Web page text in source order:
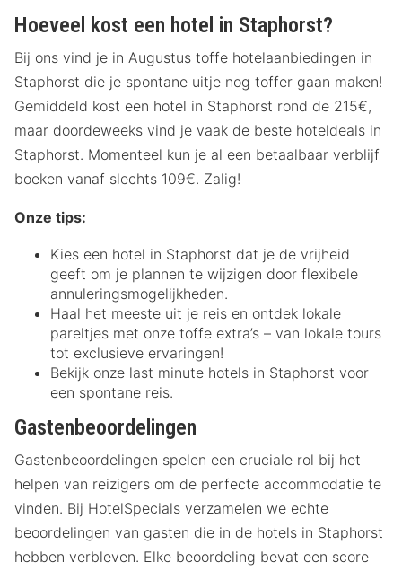
Hoeveel kost een hotel in Staphorst?
Bij ons vind je in Augustus toffe hotelaanbiedingen in
Staphorst die je spontane uitje nog toffer gaan maken!
Gemiddeld kost een hotel in Staphorst rond de 215€,
maar doordeweeks vind je vaak de beste hoteldeals in
Staphorst. Momenteel kun je al een betaalbaar verblijf
boeken vanaf slechts 109€. Zalig!
Onze tips:
Kies een hotel in Staphorst dat je de vrijheid
geeft om je plannen te wijzigen door flexibele
annuleringsmogelijkheden.
Haal het meeste uit je reis en ontdek lokale
pareltjes met onze toffe extra’s – van lokale tours
tot exclusieve ervaringen!
Bekijk onze last minute hotels in Staphorst voor
een spontane reis.
Gastenbeoordelingen
Gastenbeoordelingen spelen een cruciale rol bij het
helpen van reizigers om de perfecte accommodatie te
vinden. Bij HotelSpecials verzamelen we echte
beoordelingen van gasten die in de hotels in Staphorst
hebben verbleven. Elke beoordeling bevat een score